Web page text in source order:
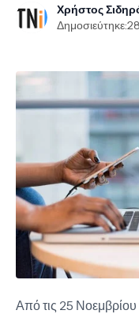
Χρήστος
Δημοσιεύτηκε:
Από τις 25 Νοεμβρίου